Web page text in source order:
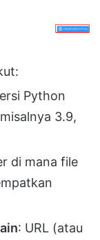
Python
3.9,
di mana file
: URL (atau